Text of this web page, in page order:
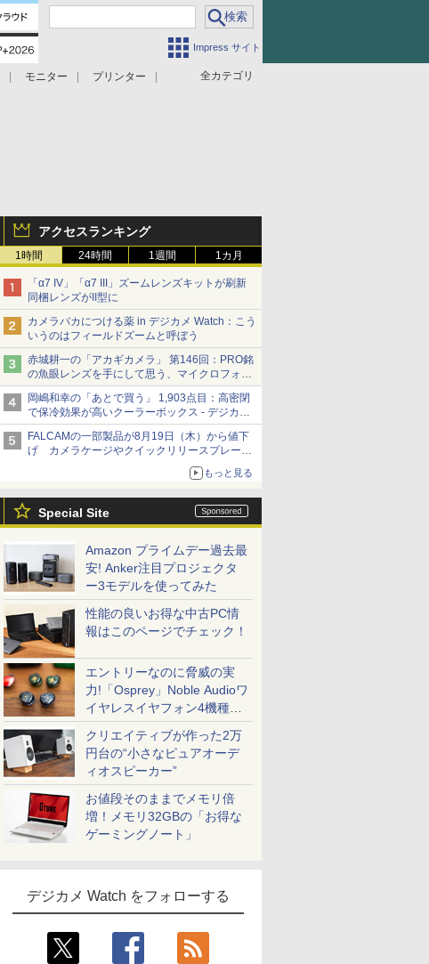
Impress サイト
全カテゴリ
モニター
プリンター
アクセスランキング
1時間 24時間 1週間 1カ月
「α7 IV」「α7 III」ズームレンズキットが刷新
同梱レンズがII型に
カメラバカにつける薬 in デジカメ Watch：こう
いうのはフィールドズームと呼ぼう
赤城耕一の「アカギカメラ」 第146回：PRO銘
の魚眼レンズを手にして思う、マイクロフォー
サーズへの期待と可能性
岡嶋和幸の「あとで買う」 1,903点目：高密閉
で保冷効果が高いクーラーボックス - デジカメ
Watch
FALCAMの一部製品が8月19日（木）から値下
げ カメラケージやクイックリリースプレート
もっと見る
Special Site
Amazon プライムデー過去最
安! Anker注目プロジェクタ
ー3モデルを使ってみた
性能の良いお得な中古PC情
報はこのページでチェック！
エントリーなのに脅威の実
力!「Osprey」Noble Audioワ
イヤレスイヤフォン4機種を
一気に聴く
クリエイティブが作った2万
円台の“小さなピュアオーデ
ィオスピーカー”
お値段そのままでメモリ倍
増！メモリ32GBの「お得な
ゲーミングノート」
デジカメ Watch をフォローする